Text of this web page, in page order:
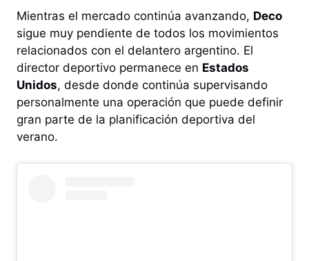
Mientras el mercado continúa avanzando, Deco
sigue muy pendiente de todos los movimientos
relacionados con el delantero argentino. El
director deportivo permanece en Estados
Unidos, desde donde continúa supervisando
personalmente una operación que puede definir
gran parte de la planificación deportiva del
verano.